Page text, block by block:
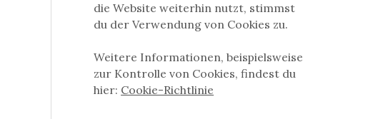
die Website weiterhin nutzt, stimmst
du der Verwendung von Cookies zu.
Weitere Informationen, beispielsweise
zur Kontrolle von Cookies, findest du
hier: Cookie-Richtlinie